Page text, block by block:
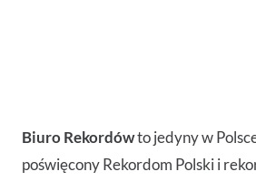
Biuro Rekordówto jedyny w
poświęcony Rekordom Polski i